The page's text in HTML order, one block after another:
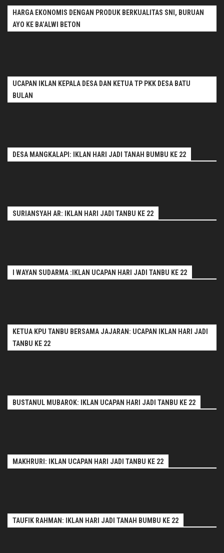
HARGA EKONOMIS DENGAN PRODUK BERKUALITAS SNI, BURUAN
AYO KE BA’ALWI BETON
UCAPAN IKLAN KEPALA DESA DAN KETUA TP PKK DESA BATU
BULAN
DESA MANGKALAPI: IKLAN HARI JADI TANAH BUMBU KE 22
SURIANSYAH AR: IKLAN HARI JADI TANBU KE 22
I WAYAN SUDARMA :IKLAN UCAPAN HARI JADI TANBU KE 22
KETUA KPU TANBU BERSAMA JAJARAN: UCAPAN IKLAN HARI JADI
TANBU KE 22
BUSTANUL MUBAROK: IKLAN UCAPAN HARI JADI TANBU KE 22
MAKHRURI: IKLAN UCAPAN HARI JADI TANBU KE 22
TAUFIK RAHMAN: IKLAN HARI JADI TANAH BUMBU KE 22